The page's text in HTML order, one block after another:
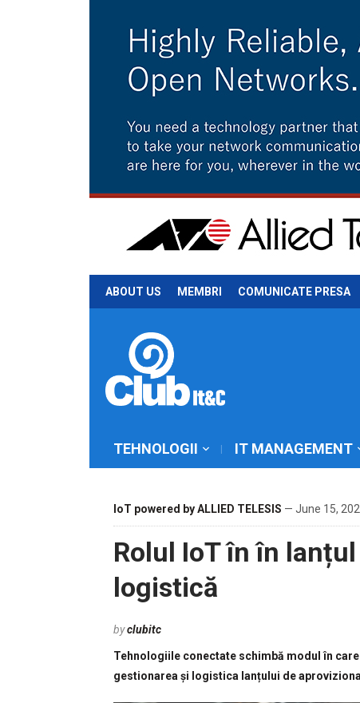
ABOUT US MEMBRI COMUNICATE PRESA
TEHNOLOGII IT MANAGEMENT
IoT powered by ALLIED TELESIS — June 15,
Rolul IoT în în
logistică
byclubitc
Tehnologiile conectate schimbă modul în
gestionarea și logistica lanțului de